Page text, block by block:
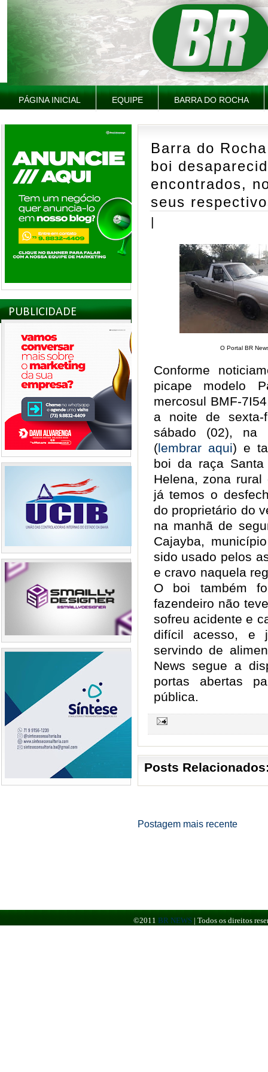
PÁGINA INICIAL EQUIPE BARRA DO ROCHA
PUBLICIDADE
Barra do
boi
encontrados,
seus
|
O Portal BR
Conforme
picape modelo
mercosul BMF-
a noite de sexta-
sábado (02), na
(lembrar aqui) e
boi da raça Santa
Helena, zona
já temos o
do proprietário do
na manhã de
Cajayba,
sido usado pelos
e cravo naquela
O boi também
fazendeiro não
sofreu acidente e
difícil acesso, e
servindo de
News segue a
portas abertas
pública.
Posts
Postagem mais recente
©2011 BR NEWS | Todos os direitos